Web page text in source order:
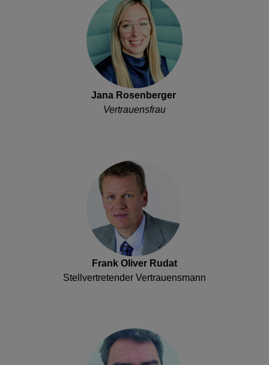
Jana Rosenberger
Vertrauensfrau
Frank Oliver Rudat
Stellvertretender Vertrauensmann